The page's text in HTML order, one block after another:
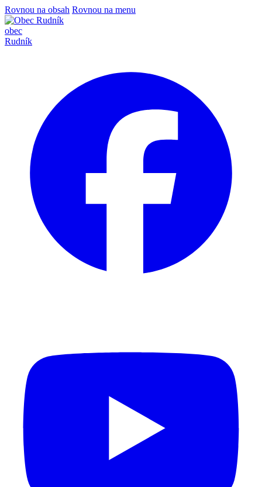
Rovnou na obsah Rovnou na menu
obec
Rudník